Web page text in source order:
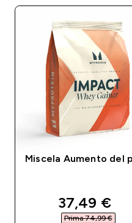
Miscela Aumento del
discounted
37,49 €‎
Prima 74,99 €‎